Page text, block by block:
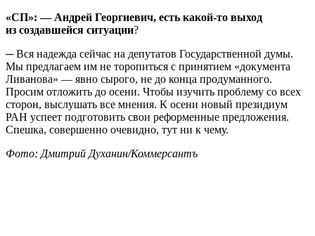
«СП»: — Андрей Георгиевич, есть какой-то выход
из создавшейся ситуации?
─​ Вся надежда сейчас на депутатов Государственной думы.
Мы предлагаем им не торопиться с принятием «документа
Ливанова» — явно сырого, не до конца продуманного.
Просим отложить до осени. Чтобы изучить проблему со всех
сторон, выслушать все мнения. К осени новый президиум
РАН успеет подготовить свои реформенные предложения.
Спешка, совершенно очевидно, тут ни к чему.
Фото: Дмитрий Духанин/Коммерсантъ